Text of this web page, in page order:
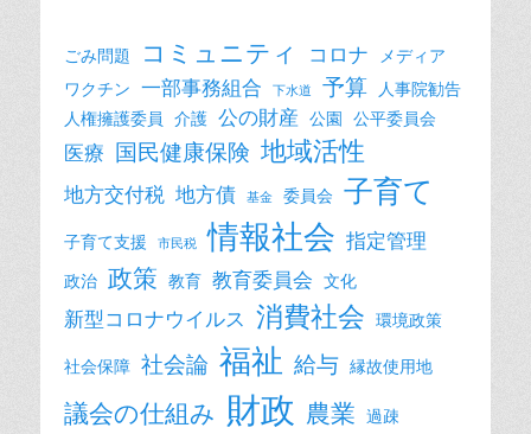
ごみ問題 コミュニティ コロナ
メディア
ワクチン 一部事務組合 下水道 予算
人事院勧告
人権擁護委員 介護 公の財産 公園 公平委員会
医療 国民健康保険 地域活性
地方交付税 地方債 基金 委員会 子育て
子育て支援 市民税 情報社会 指定管理
政治 政策 教育 教育委員会 文化
新型コロナウイルス 消費社会 環境政策
社会保障 社会論 福祉 給与 縁故使用地
議会の仕組み 財政 農業 過疎